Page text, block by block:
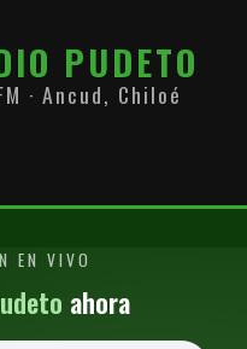
PUDETO
· Ancud, Chiloé
EN VIVO
ahora